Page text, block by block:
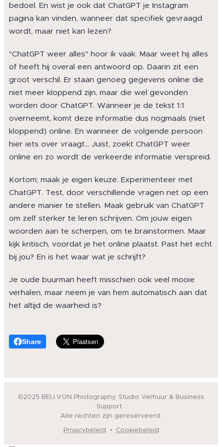
bedoel. En wist je ook dat ChatGPT je Instagram
pagina kan vinden, wanneer dat specifiek gevraagd
wordt, maar niet kan lezen?
"ChatGPT weer alles" hoor ik vaak. Maar weet hij alles
of heeft hij overal een antwoord op. Daarin zit een
groot verschil. Er staan genoeg gegevens online die
niet meer kloppend zijn, maar die wel gevonden
worden door ChatGPT. Wanneer je de tekst 1:1
overneemt, komt deze informatie dus nogmaals (niet
kloppend) online. En wanneer de volgende persoon
hier iets over vraagt… Juist, zoekt ChatGPT weer
online en zo wordt de verkeerde informatie verspreid.
Kortom; maak je eigen keuze. Experimenteer met
ChatGPT. Test, door verschillende vragen net op een
andere manier te stellen. Maak gebruik van ChatGPT
om zelf sterker te leren schrijven. Om jouw eigen
woorden aan te scherpen, om te brainstormen. Maar
kijk kritisch, voordat je het online plaatst. Past het echt
bij jou? En is het waar wat je schrijft?
Je oude buurman heeft misschien ook veel mooie
verhalen, maar neem je van hem automatisch aan dat
het altijd de waarheid is?
Share
©2025 BEIJ.VON Photography, Studio Verhuur & Business
Support.
Alle rechten zijn gereserveerd.
Privacybeleid
Cookiebeleid